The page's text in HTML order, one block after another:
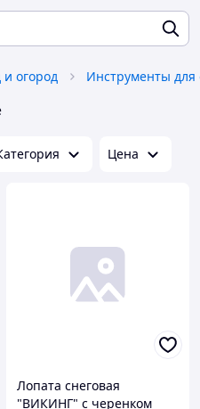
огород Инструменты
Цена
Лопата снеговая
"ВИКИНГ" с черенком